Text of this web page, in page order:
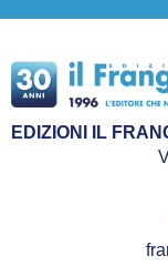
EDIZIONI IL